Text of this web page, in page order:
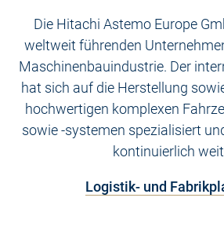
Die Hitachi Astemo Europe
weltweit führenden
Maschinenbauindustrie. Der
hat sich auf die Herstellung
hochwertigen komplexen
sowie -systemen spezialisiert
kontinuierlich
Logistik- und